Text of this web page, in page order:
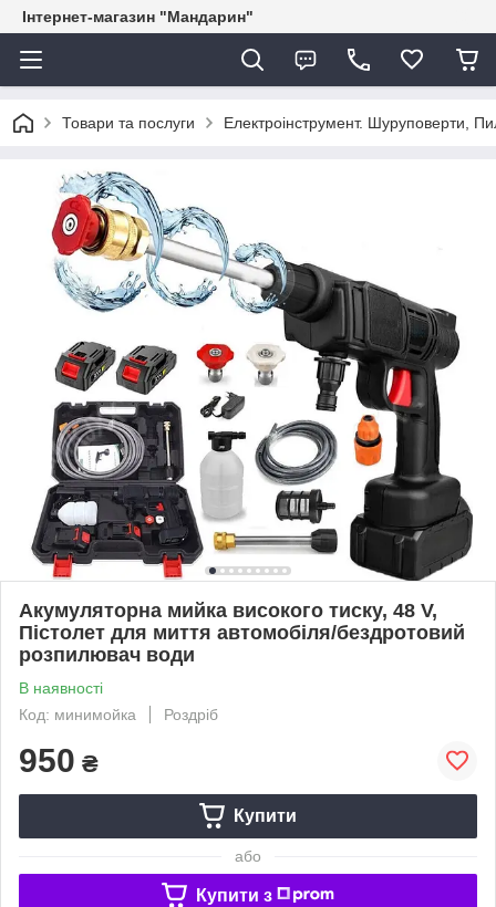
Інтернет-магазин "Мандарин"
Товари та послуги Електроінструмент. Шуруповерти,
Акумуляторна мийка високого тиску, 48 V,
Пістолет для миття автомобіля/бездротовий
розпилювач води
В наявності
Код: минимойка
Роздріб
950 ₴
Купити
або
Купити з